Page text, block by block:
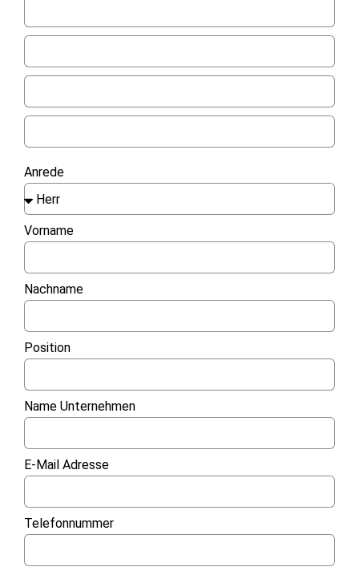
Anrede
Vorname
Nachname
Position
Name Unternehmen
E-Mail Adresse
Telefonnummer